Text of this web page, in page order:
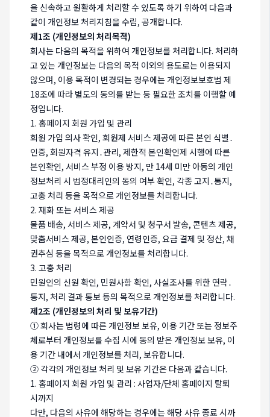
을 신속하고 원활하게 처리할 수 있도록 하기 위하여 다음과
같이 개인정보 처리지침을 수립, 공개합니다.
제1조 (개인정보의 처리목적)
회사는 다음의 목적을 위하여 개인정보를 처리합니다. 처리하
고 있는 개인정보는 다음의 목적 이외의 용도로는 이용되지
않으며, 이용 목적이 변경되는 경우에는 개인정보보호법 제
18조에 따라 별도의 동의를 받는 등 필요한 조치를 이행할 예
정입니다.
1. 홈페이지 회원 가입 및 관리
회원 가입 의사 확인, 회원제 서비스 제공에 따른 본인 식별․
인증, 회원자격 유지․관리, 제한적 본인확인제 시행에 따른
본인확인, 서비스 부정 이용 방지, 만 14세 미만 아동의 개인
정보처리 시 법정대리인의 동의 여부 확인, 각종 고지․통지,
고충 처리 등을 목적으로 개인정보를 처리합니다.
2. 재화 또는 서비스 제공
물품 배송, 서비스 제공, 계약서 및 청구서 발송, 콘텐츠 제공,
맞춤서비스 제공, 본인인증, 연령인증, 요금 결제 및 정산, 채
권추심 등을 목적으로 개인정보를 처리합니다.
3. 고충 처리
민원인의 신원 확인, 민원사항 확인, 사실조사를 위한 연락․
통지, 처리 결과 통보 등의 목적으로 개인정보를 처리합니다.
제2조 (개인정보의 처리 및 보유기간)
① 회사는 법령에 따른 개인정보 보유, 이용 기간 또는 정보주
체로부터 개인정보를 수집 시에 동의 받은 개인정보 보유, 이
용 기간 내에서 개인정보를 처리, 보유합니다.
② 각각의 개인정보 처리 및 보유 기간은 다음과 같습니다.
1. 홈페이지 회원 가입 및 관리 : 사업자/단체 홈페이지 탈퇴
시까지
다만, 다음의 사유에 해당하는 경우에는 해당 사유 종료 시까